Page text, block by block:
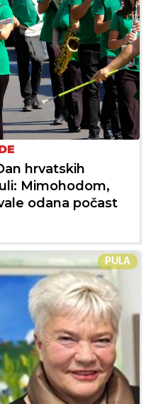
hrvatskih
Mimohodom,
odana počast
PULA